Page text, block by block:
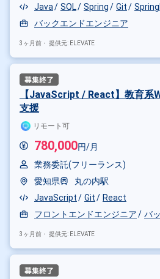
Java
SQL Spring Git
バックエンドエンジニア
3ヶ月前・ 提供元: ELEVATE
【JavaScript / React】教育系
支援
リモート可
780,000円/月
業務委託(フリーランス)
愛知県
丸の内駅
JavaScript
Git
React
フロントエンドエンジニア
バ
3ヶ月前・ 提供元: ELEVATE